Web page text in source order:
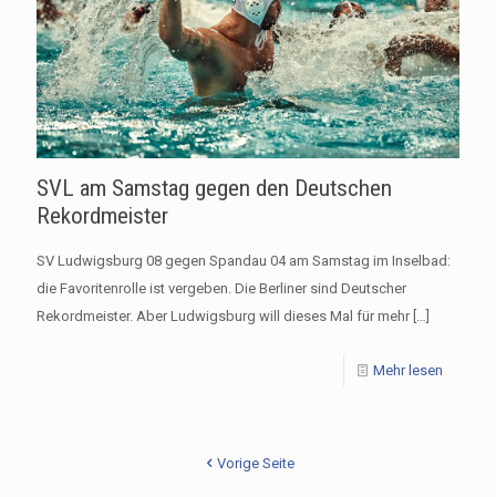
SVL am Samstag gegen den Deutschen
Rekordmeister
SV Ludwigsburg 08 gegen Spandau 04 am Samstag im Inselbad:
die Favoritenrolle ist vergeben. Die Berliner sind Deutscher
Rekordmeister. Aber Ludwigsburg will dieses Mal für mehr[…]
Mehr lesen
Vorige Seite